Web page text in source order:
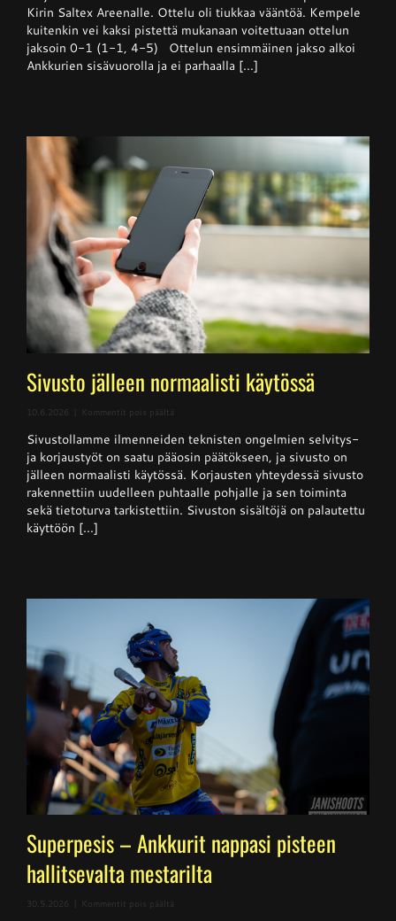
Kempele
haki
niukan
voiton
Ankkureilta
Kirin Saltex Areenalle. Ottelu oli tiukkaa vääntöä. Kempele
kuitenkin vei kaksi pistettä mukanaan voitettuaan ottelun
jaksoin 0-1 (1-1, 4-5) Ottelun ensimmäinen jakso alkoi
Ankkurien sisävuorolla ja ei parhaalla [...]
Sivusto jälleen normaalisti käytössä
10.6.2026 Kommentit pois päältä
jälleen
normaalisti
käytössä
Sivustollamme ilmenneiden teknisten ongelmien selvitys-
ja korjaustyöt on saatu pääosin päätökseen, ja sivusto on
jälleen normaalisti käytössä. Korjausten yhteydessä sivusto
rakennettiin uudelleen puhtaalle pohjalle ja sen toiminta
sekä tietoturva tarkistettiin. Sivuston sisältöjä on palautettu
käyttöön [...]
Superpesis – Ankkurit nappasi pisteen
hallitsevalta mestarilta
30.5.2026 Kommentit pois päältä